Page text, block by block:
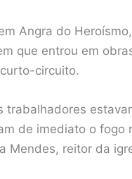
Angra do
que entrou em
circuito.
trabalhadores
de imediato o fogo
Mendes, reitor da